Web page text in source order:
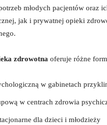
młodych pacjentów oraz
jak i prywatnej opieki
zdrowotna oferuje różne
w gabinetach
w centrach zdrowia
dla dzieci i młodzieży